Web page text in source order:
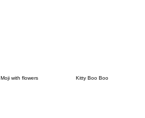
Moji with flowers Kitty Boo Boo